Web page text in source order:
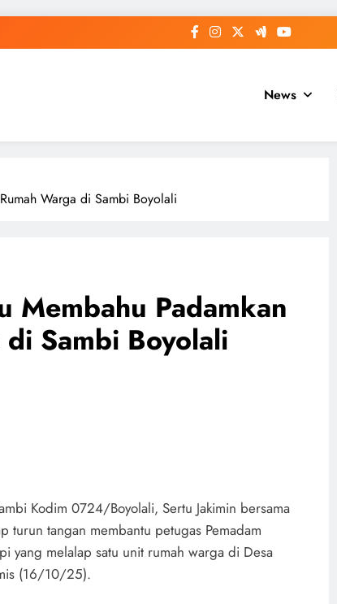
News
Warga di Sambi Boyolali
Membahu Padamkan
Sambi Boyolali
Kodim 0724/Boyolali, Sertu Jakimin bersama
turun tangan membantu petugas Pemadam
yang melalap satu unit rumah warga di Desa
(16/10/25).